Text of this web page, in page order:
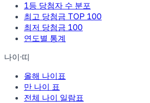
1등 당첨자 수 분포
최고 당첨금 TOP 100
최저 당첨금 100
연도별 통계
나이·띠
올해 나이표
만 나이 표
전체 나이 일람표